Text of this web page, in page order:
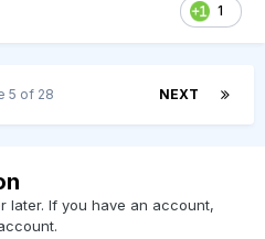
1
NEXT
5 of 28
later. If you have an account,